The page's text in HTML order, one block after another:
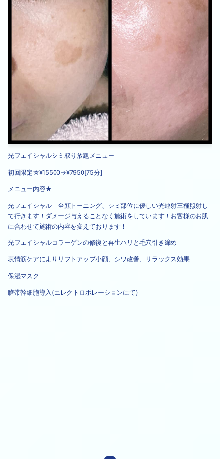
光フェイシャルシミ取り放題メニュー
初回限定☆¥15500→¥7950[75分]
メニュー内容★
光フェイシャル 全顔トーニング、シミ部位に優しい光連射三種照射し
て行きます！ダメージ与えることなく施術をしています！お客様のお肌
に合わせて施術の内容を変えております！
光フェイシャルコラーゲンの修復と再生ハリと毛穴引き締め
表情筋ケアによりリフトアップ小顔、シワ改善、リラックス効果
保湿マスク
臍帯幹細胞導入(エレクトロポレーションにて)